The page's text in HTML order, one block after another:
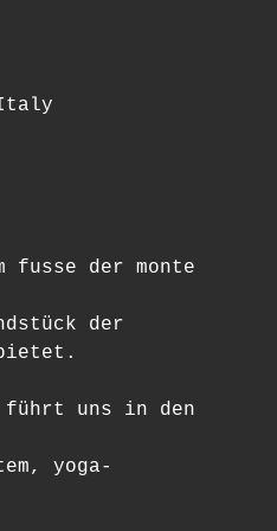
Italy
der monte
der
führt uns in den
yoga-